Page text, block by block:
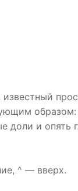
доли и опять
^ — вверх.